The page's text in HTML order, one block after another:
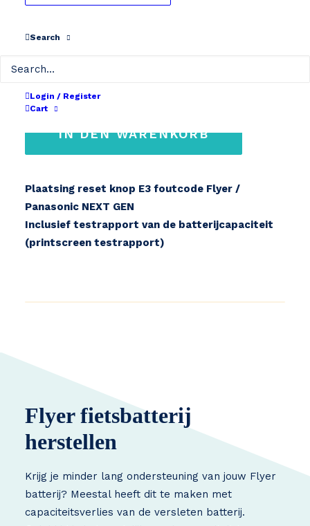
Search
Login / Register
Cart
reset
/
Panasonic
NEXT
GEN
IN DEN WARENKORB
Plaatsing reset knop E3 foutcode Flyer /
Panasonic NEXT GEN
Inclusief testrapport van de batterijcapaciteit
(printscreen testrapport)
Flyer fietsbatterij
herstellen
Krijg je minder lang ondersteuning van jouw Flyer
batterij? Meestal heeft dit te maken met
capaciteitsverlies van de versleten batterij.